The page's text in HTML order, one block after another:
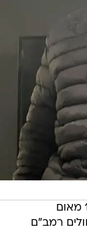
מותו של מוחמד מחאמיד כיוואן, בן 17 מאום
רמב"ם